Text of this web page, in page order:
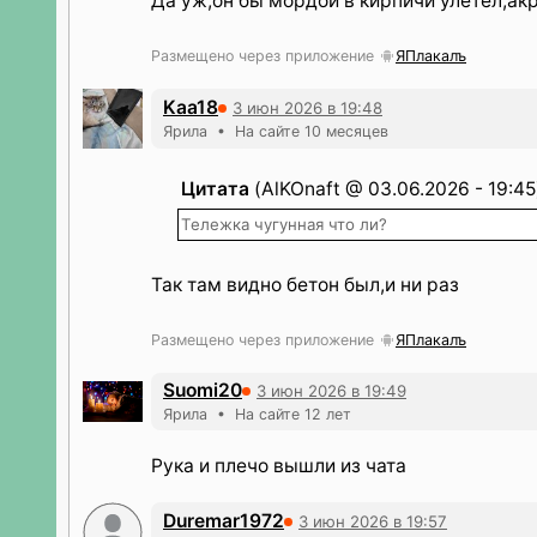
Размещено через приложение ЯПлакалъ
Kaa18 3 июн 2026 в 19:48
Ярила • На сайте 10 месяцев
Цитата (AlKOnaft @ 03.06.2026 -
Тележка чугунная что ли?
Так там видно бетон был,и ни раз
Размещено через приложение ЯПлакалъ
Suomi20 3 июн 2026 в 19:49
Ярила • На сайте 12 лет
Рука и плечо вышли из чата
Duremar1972 3 июн 2026 в 19:57